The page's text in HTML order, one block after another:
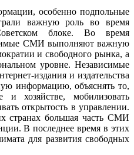
особенно подпольные
важную роль во время
блоке. Во время
СМИ выполняют важную
и свободного рынка, а
уровне. Независимые
издания и издательства
информацию, объяснять то,
хозяйстве, мобилизовать
открытость в управлении.
странах большая часть СМИ
В последнее время в этих
для развития свободных